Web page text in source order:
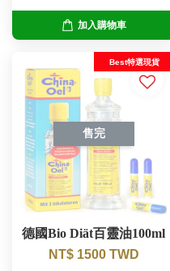
加入購物車
售完
Best特選現貨
德國Bio Diät百靈油100ml
NT$ 1500 TWD